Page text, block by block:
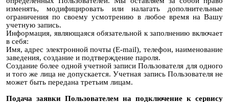
изменять, модифицировать или налагать дополнительные
ограничения по своему усмотрению в любое время на Вашу
учетную запись.
Информация, являющаяся обязательной к заполнению включает
в себя:
Имя, адрес электронной почты (E-mail), телефон, наименование
заведения, создание и подтверждение пароля.
Создание более одной учетной записи Пользователя для одного
и того же лица не допускается. Учетная запись Пользователя не
может быть передана третьим лицам.
Подача заявки Пользователем на подключение к сервису